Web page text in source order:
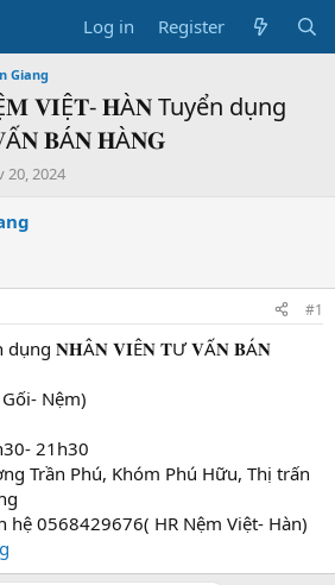
Log in Register
Giang
𝐕𝐈Ệ𝐓- 𝐇À𝐍 Tuyển dụng
𝐁Á𝐍 𝐇À𝐍𝐆
20, 2024
#1
dụng 𝐍𝐇Â𝐍 𝐕𝐈Ê𝐍 𝐓Ư 𝐕Ấ𝐍 𝐁Á𝐍
Nệm)
21h30
Trần Phú, Khóm Phú Hữu, Thị trấn
hệ 0568429676( HR Nệm Việt- Hàn)